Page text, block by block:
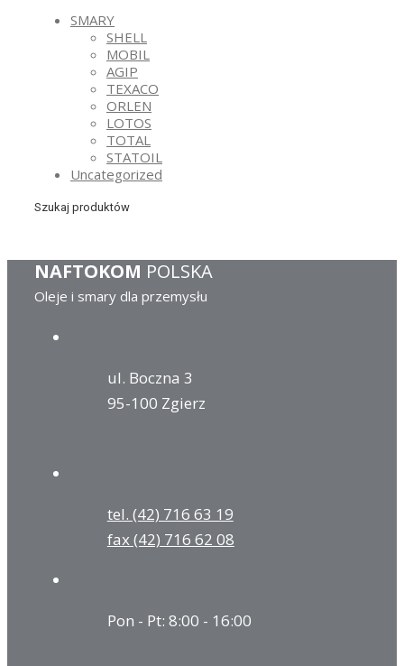
SMARY
SHELL
MOBIL
AGIP
TEXACO
ORLEN
LOTOS
TOTAL
STATOIL
Uncategorized
Szukaj produktów
NAFTOKOM POLSKA
Oleje i smary dla przemysłu
ul. Boczna 3
95-100 Zgierz
tel. (42) 716 63 19
fax (42) 716 62 08
Pon - Pt: 8:00 - 16:00